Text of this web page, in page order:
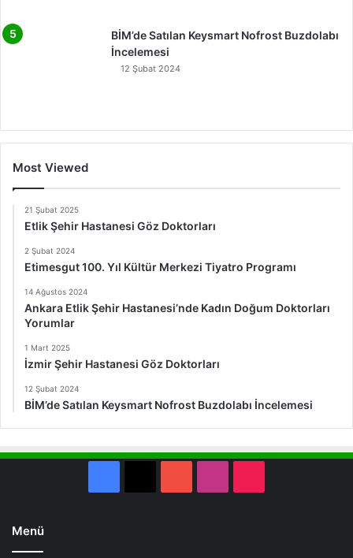
BİM’de Satılan Keysmart Nofrost Buzdolabı
İncelemesi
12 Şubat 2024
Most Viewed
21 Şubat 2025
Etlik Şehir Hastanesi Göz Doktorları
2 Şubat 2024
Etimesgut 100. Yıl Kültür Merkezi Tiyatro Programı
14 Ağustos 2024
Ankara Etlik Şehir Hastanesi’nde Kadın Doğum Doktorları
Yorumlar
1 Mart 2025
İzmir Şehir Hastanesi Göz Doktorları
12 Şubat 2024
BİM’de Satılan Keysmart Nofrost Buzdolabı İncelemesi
Menü